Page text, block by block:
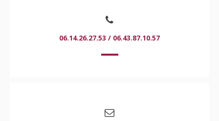
06.14.26.27.53 / 06.43.87.10.57